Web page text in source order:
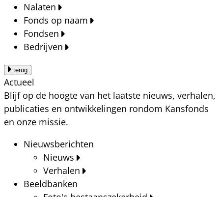
Nalaten
Fonds op naam
Fondsen
Bedrijven
terug
Actueel
Blijf op de hoogte van het laatste nieuws, verhalen,
publicaties en ontwikkelingen rondom Kansfonds
en onze missie.
Nieuwsberichten
Nieuws
Verhalen
Beeldbanken